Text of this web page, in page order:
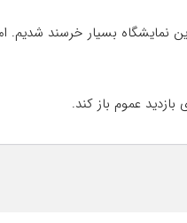
نمایشگاه بسیار خرسند شدیم.
عموم باز کند.